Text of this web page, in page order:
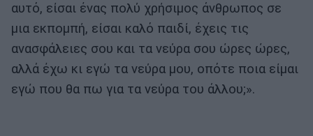
αυτό, είσαι ένας πολύ χρήσιμος άνθρωπος σε
μια εκπομπή, είσαι καλό παιδί, έχεις τις
ανασφάλειες σου και τα νεύρα σου ώρες ώρες,
αλλά έχω κι εγώ τα νεύρα μου, οπότε ποια είμαι
εγώ που θα πω για τα νεύρα του άλλου;».